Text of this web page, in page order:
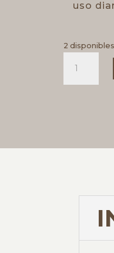
uso
2 disponibles
spf30
Melocoton